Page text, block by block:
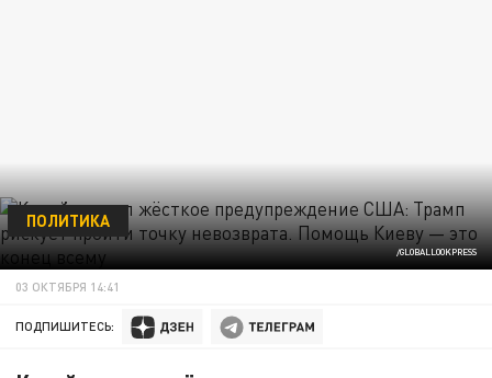
/GLOBALLOOKPRESS
ПОЛИТИКА
03 ОКТЯБРЯ 14:41
ПОДПИШИТЕСЬ: